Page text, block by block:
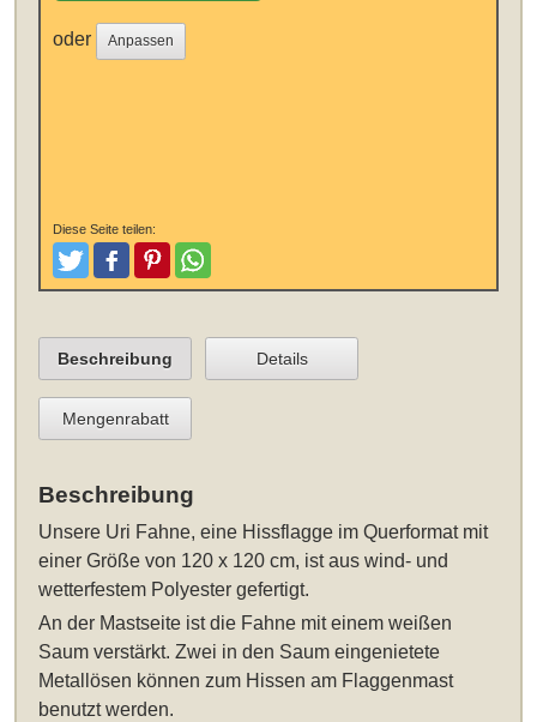
oder Anpassen
Diese Seite teilen:
TweetenPostenPinterestTeilen
Beschreibung Details
Mengenrabatt
Beschreibung
Unsere Uri Fahne, eine Hissflagge im Querformat mit
einer Größe von 120 x 120 cm, ist aus wind- und
wetterfestem Polyester gefertigt.
An der Mastseite ist die Fahne mit einem weißen
Saum verstärkt. Zwei in den Saum eingenietete
Metallösen können zum Hissen am Flaggenmast
benutzt werden.